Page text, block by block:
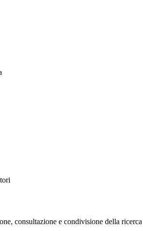
consultazione e condivisione della ricerca